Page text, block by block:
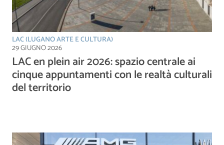
LAC (LUGANO ARTE E CULTURA)
29 GIUGNO 2026
LAC en plein air 2026: spazio centrale ai
cinque appuntamenti con le realtà culturali
del territorio